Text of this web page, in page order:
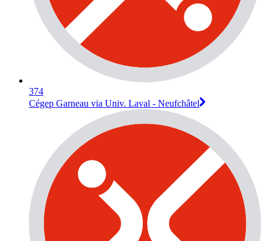
374
Cégep Garneau via Univ. Laval - Neufchâtel